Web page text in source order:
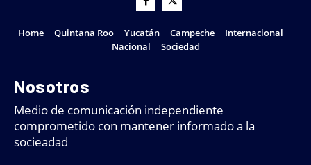
Home Quintana Roo Yucatán Campeche
Internacional
Nacional
Sociedad
Nosotros
Medio de comunicación independiente
comprometido con mantener informado a la
socieadad